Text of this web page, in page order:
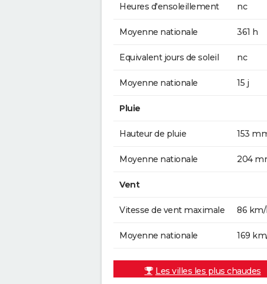
Heures d'ensoleillement nc
Moyenne nationale 361 h
Equivalent jours de soleil nc
Moyenne nationale 15 j
Pluie
Hauteur de pluie 153
Moyenne nationale 204
Vent
Vitesse de vent maximale 86
Moyenne nationale 169
Les villes les plus chaudes